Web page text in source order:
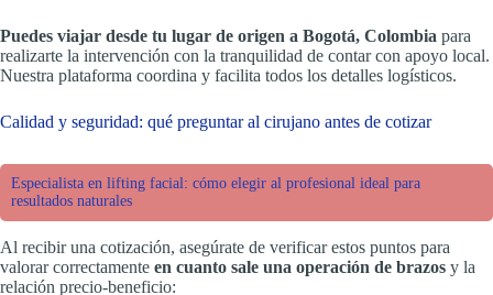
Puedes viajar desde tu lugar de origen a Bogotá, Colombia para
realizarte la intervención con la tranquilidad de contar con apoyo local.
Nuestra plataforma coordina y facilita todos los detalles logísticos.
Calidad y seguridad: qué preguntar al cirujano antes de cotizar
Especialista en lifting facial: cómo elegir al profesional ideal para
resultados naturales
Al recibir una cotización, asegúrate de verificar estos puntos para
valorar correctamente en cuanto sale una operación de brazos y la
relación precio-beneficio: